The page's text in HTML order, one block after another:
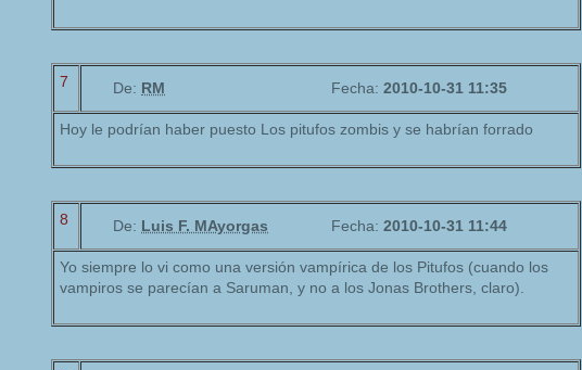
7 De: RM Fecha: 2010-10-31 11:35
Hoy le podrían haber puesto Los pitufos zombis y se habrían forrado
8 De: Luis F. MAyorgas Fecha: 2010-10-31 11:44
Yo siempre lo vi como una versión vampírica de los Pitufos (cuando los
vampiros se parecían a Saruman, y no a los Jonas Brothers, claro).